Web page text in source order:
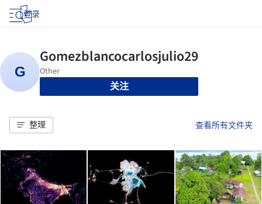
登录
关注
整理 查看所有文件夹